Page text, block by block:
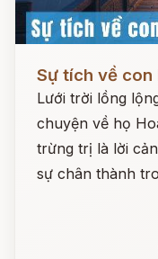
Sự tích về con
Lưới trời lồng
chuyện về họ
trừng trị là lời
sự chân thành